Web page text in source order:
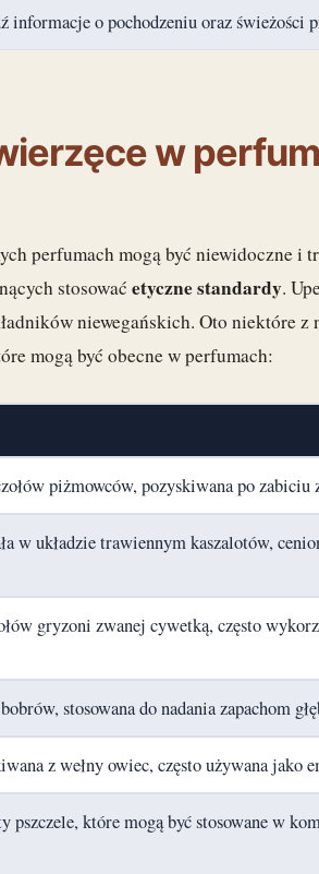
informacje o pochodzeniu oraz świeżości
w
perfumach mogą być niewidoczne i
stosować etyczne standardy.
niewegańskich. Oto niektóre
mogą być obecne w perfumach:
piżmowców, pozyskiwana po zabiciu
w układzie trawiennym kaszalotów,
gryzoni zwanej cywetką, często
stosowana do nadania zapachom
z wełny owiec, często używana jako
pszczele, które mogą być stosowane w